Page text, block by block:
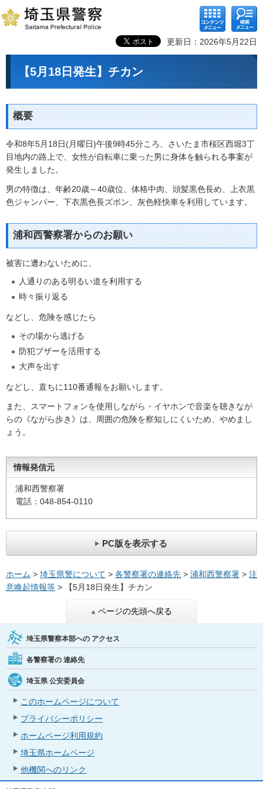
コンテ
ンツメ
ニュー
検索メ
ニュー
更新日：2026年5月22日
【5月18日発生】チカン
概要
令和8年5月18日(月曜日)午後9時45分ころ、さいたま市桜区西堀3丁
目地内の路上で、女性が自転車に乗った男に身体を触られる事案が
発生しました。
男の特徴は、年齢20歳～40歳位、体格中肉、頭髪黒色長め、上衣黒
色ジャンパー、下衣黒色長ズボン、灰色軽快車を利用しています。
浦和西警察署からのお願い
被害に遭わないために、
人通りのある明るい道を利用する
時々振り返る
などし、危険を感じたら
その場から逃げる
防犯ブザーを活用する
大声を出す
などし、直ちに110番通報をお願いします。
また、スマートフォンを使用しながら・イヤホンで音楽を聴きなが
らの《ながら歩き》は、周囲の危険を察知しにくいため、やめまし
ょう。
情報発信元
浦和西警察署
電話：048-854-0110
PC版を表示する
ホーム > 埼玉県警について > 各警察署の連絡先 > 浦和西警察署 > 注
意喚起情報等 > 【5月18日発生】チカン
ページの先頭へ戻る
埼玉県警察本部への アクセス
各警察署の 連絡先
埼玉県 公安委員会
このホームページについて
プライバシーポリシー
ホームページ利用規約
埼玉県ホームページ
他機関へのリンク